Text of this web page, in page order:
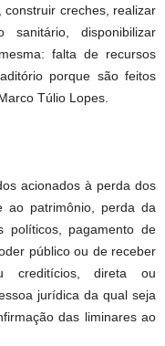
creches, realizar
sanitário, disponibilizar
falta de recursos
porque são feitos
Túlio Lopes.
acionados à perda dos
ao patrimônio, perda da
políticos, pagamento de
público ou de receber
creditícios, direta ou
jurídica da qual seja
das liminares ao